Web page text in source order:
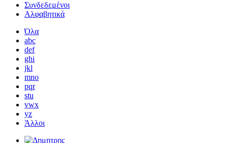
Συνδεδεμένοι
Αλφαβητικά
Όλα
abc
def
ghi
jkl
mno
pqr
stu
vwx
yz
Άλλοι